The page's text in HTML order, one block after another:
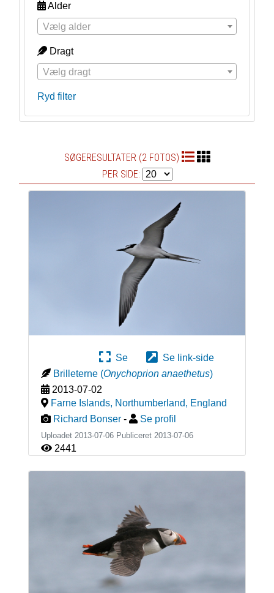
Alder
Vælg alder
Dragt
Vælg dragt
Ryd filter
SØGERESULTATER (2 FOTOS)
PER SIDE:
Se
Se link-side
Brilleterne (Onychoprion anaethetus)
2013-07-02
Farne Islands, Northumberland, England
Richard Bonser - Se profil
Uploadet 2013-07-06 Publiceret 2013-07-06
2441